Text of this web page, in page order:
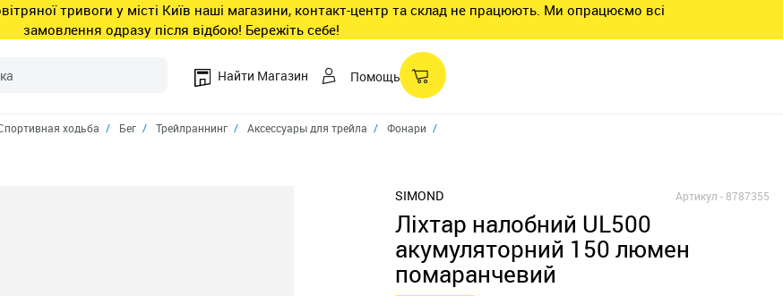
тривоги у місті Київ наші магазини, контакт-центр та склад не працюють. Ми опрацюємо всі
замовлення одразу після відбою! Бережіть себе!
Найти Магазин Помощь
ходьба Бег Трейлраннинг Аксессуары для трейла Фонари
SIMOND Артикул -8787355
Ліхтар налобний UL500
акумуляторний 150 люмен
помаранчевий